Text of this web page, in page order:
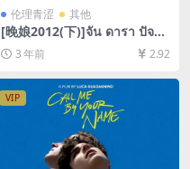
伦理青涩 其他
[晚娘2012(下)]จัน ดารา ปัจฉิ
มบท (2013)[百度网盘+迅雷云
盘资源1080P超清未删减][MP
4/9GB][中英字幕]
3 年前 2.92
VIP